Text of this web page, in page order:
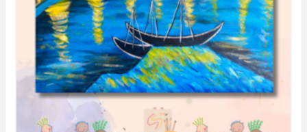
※ 以上為Asia/Tokyo時間。
講師檔案